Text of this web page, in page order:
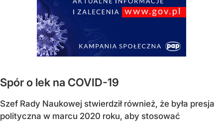
Spór o lek na COVID-19
Szef Rady Naukowej stwierdził również, że była presja
polityczna w marcu 2020 roku, aby stosować